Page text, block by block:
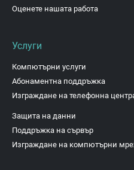
Оценете нашата работа
Услуги
Компютърни услуги
Абонаментна поддръжка
Изграждане на телефонна
Защита на данни
Поддръжка на сървър
Изграждане на компютърни